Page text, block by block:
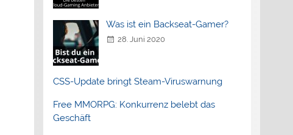
Was ist ein Backseat-Gamer?
28. Juni 2020
CSS-Update bringt Steam-Viruswarnung
Free MMORPG: Konkurrenz belebt das
Geschäft